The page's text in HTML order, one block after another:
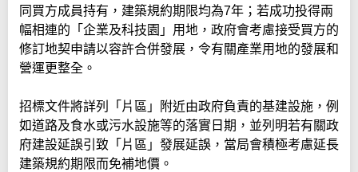
同買方成員持有，建築規約期限均為7年；若成功投得兩
幅相連的「企業及科技園」用地，政府會考慮接受買方的
修訂地契申請以容許合併發展，令有關產業用地的發展和
營運更整全。
招標文件將詳列「片區」附近由政府負責的基建設施，例
如道路及食水或污水設施等的落實日期，並列明若有關政
府建設延誤引致「片區」發展延誤，當局會積極考慮延長
建築規約期限而免補地價。